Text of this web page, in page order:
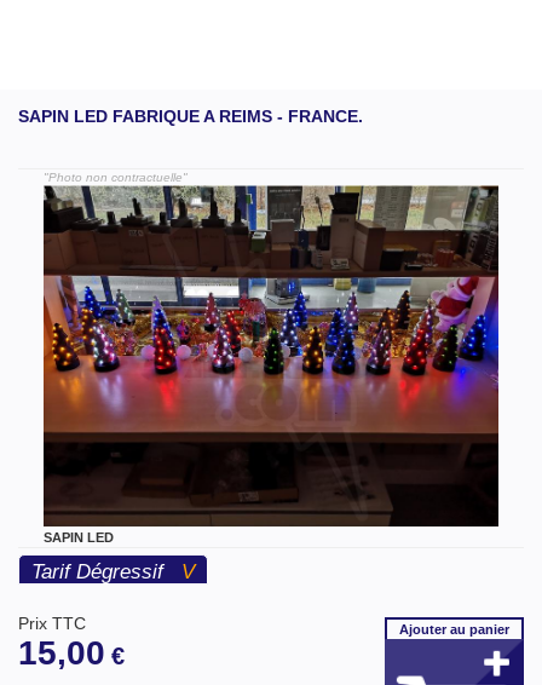
SAPIN LED FABRIQUE A REIMS - FRANCE.
"Photo non contractuelle"
SAPIN LED
Tarif Dégressif V
Prix TTC
15,00 €
Ajouterau panier